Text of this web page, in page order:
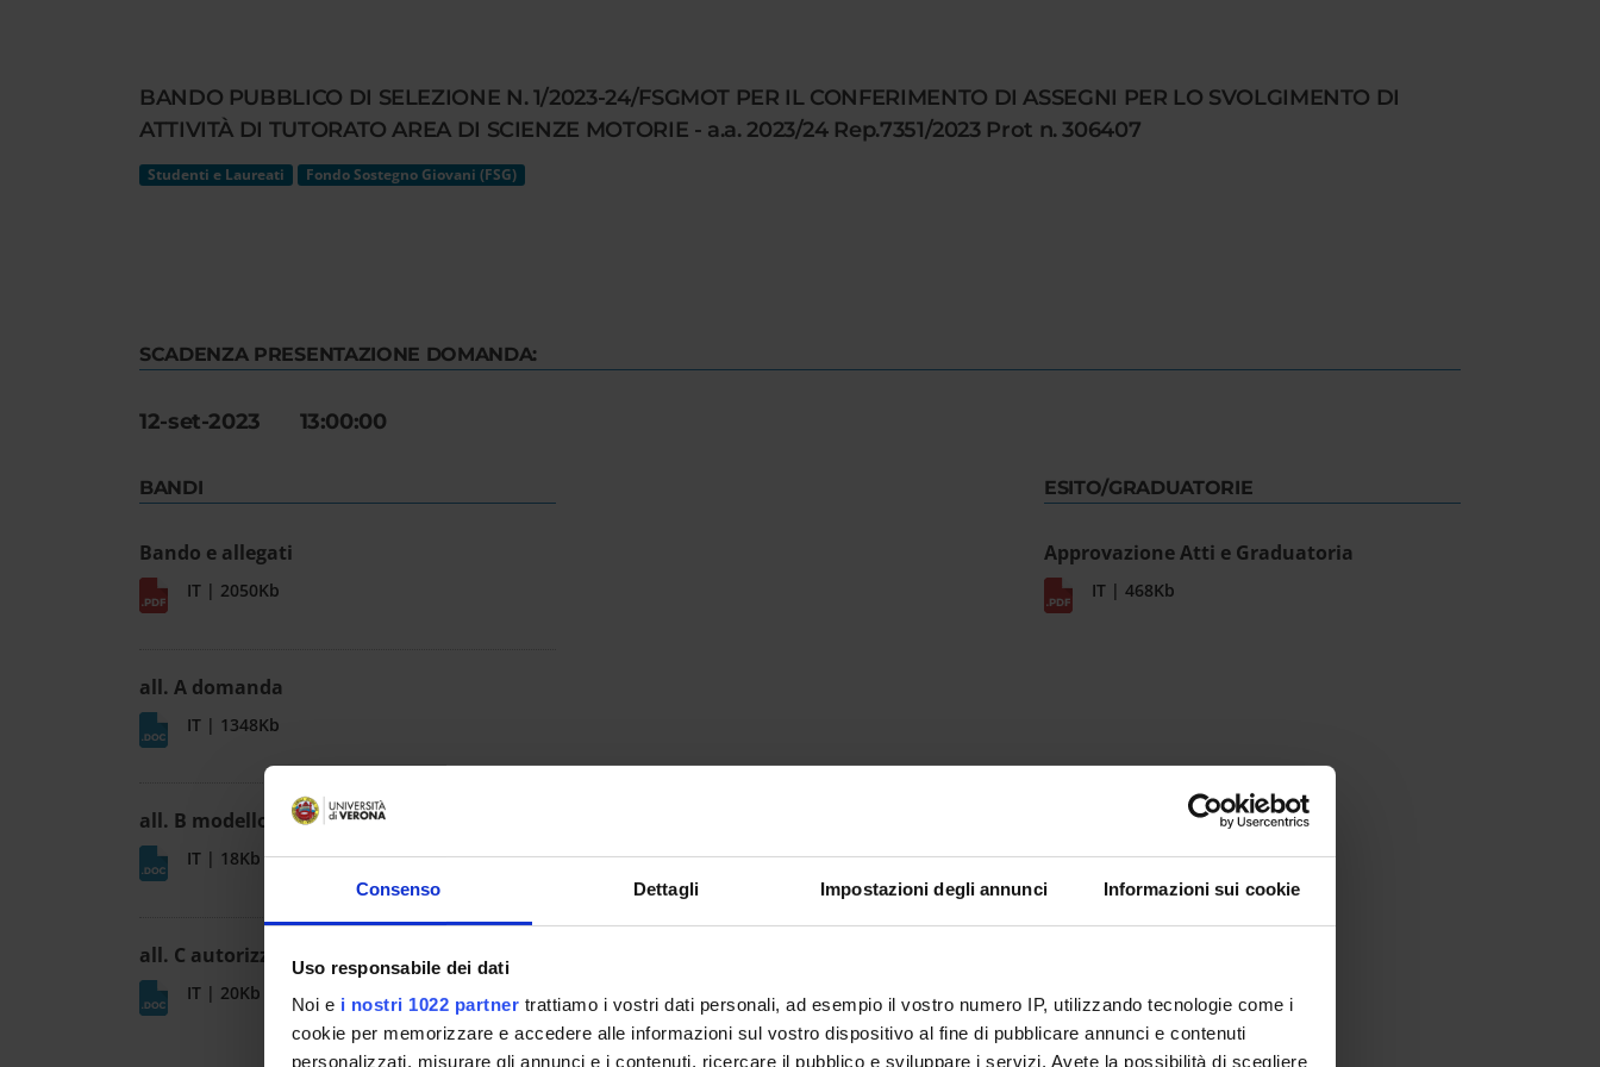
Consenso Dettagli Impostazioni degli annunci Informazioni sui cookie
Uso responsabile dei dati
Noi e i nostri 1022 partner trattiamo i vostri dati personali, ad esempio il vostro numero IP, utilizzando tecnologie come i
cookie per memorizzare e accedere alle informazioni sul vostro dispositivo al fine di pubblicare annunci e contenuti
personalizzati, misurare gli annunci e i contenuti, ricercare il pubblico e sviluppare i servizi. Avete la possibilità di scegliere
BANDO PUBBLICO DI SELEZIONE N. 1/2023-24/FSGMOT PER IL CONFERIMENTO DI ASSEGNI PER LO SVOLGIMENTO DI
ATTIVITÀ DI TUTORATO AREA DI SCIENZE MOTORIE - a.a. 2023/24 Rep.7351/2023 Prot n. 306407
Studenti e Laureati Fondo Sostegno Giovani (FSG)
SCADENZA PRESENTAZIONE DOMANDA:
12-set-2023 13:00:00
BANDI
Bando e allegati
IT | 2050Kb
all. A domanda
IT | 1348Kb
all. B modello CV
IT | 18Kb
all. C autorizzazione dottorandi
IT | 20Kb
ESITO/GRADUATORIE
Approvazione Atti e Graduatoria
IT | 468Kb